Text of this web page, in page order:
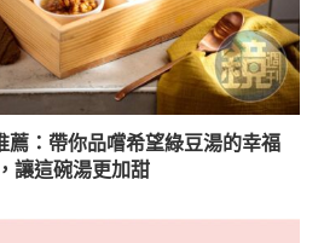
薦：帶你品嚐希望綠豆湯的幸福
讓這碗湯更加甜